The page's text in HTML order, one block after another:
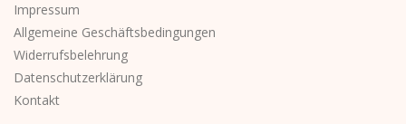
Impressum
Allgemeine Geschäftsbedingungen
Widerrufsbelehrung
Datenschutzerklärung
Kontakt